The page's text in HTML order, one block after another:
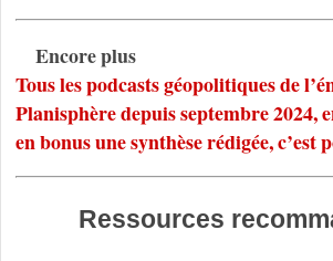
Encore plus
Tous les podcasts géopolitiques de
Planisphère depuis septembre 2024,
en bonus une synthèse rédigée, c’est
Ressources